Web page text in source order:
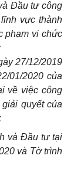
Đầu tư công
vực thành
phạm vi chức
27/12/2019
01/2020 của
về việc công
quyết của
và Đầu tư tại
và Tờ trình